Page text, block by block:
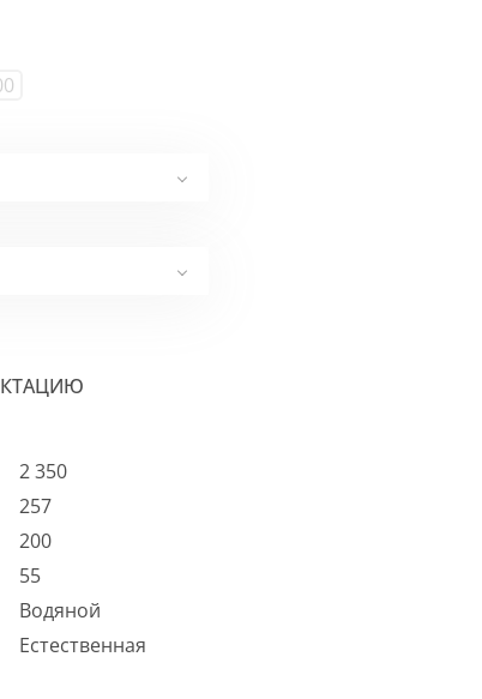
2 350
257
200
55
Водяной
Естественная